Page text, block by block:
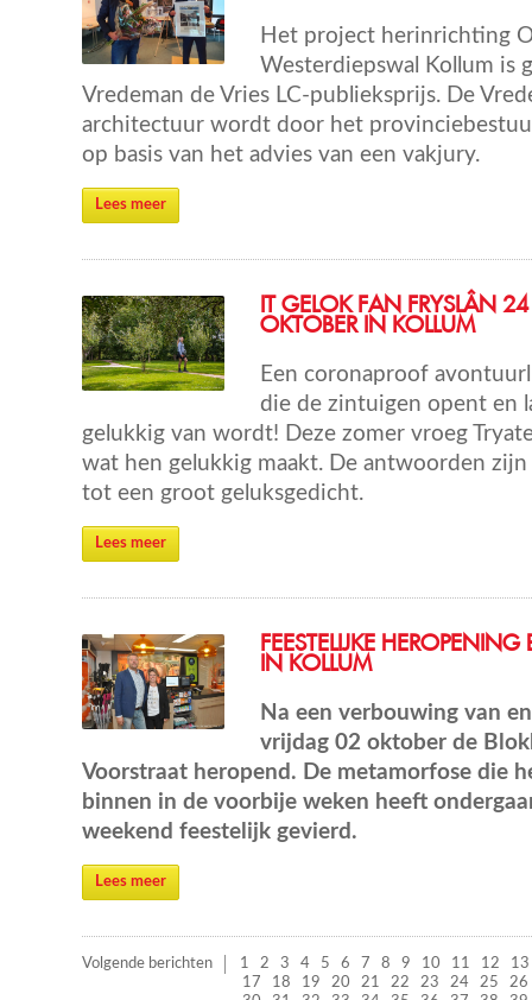
Het project herinrichting
Westerdiepswal Kollum is
Vredeman de Vries LC-publieksprijs. De
architectuur wordt door het
op basis van het advies van een vakjury.
Lees meer
IT GELOK FAN FRYSLÂN
OKTOBER IN KOLLUM
Een coronaproof
die de zintuigen opent en
gelukkig van wordt! Deze zomer vroeg
wat hen gelukkig maakt. De antwoorden
tot een groot geluksgedicht.
Lees meer
FEESTELIJKE HEROPENING
IN KOLLUM
Na een verbouwing van
vrijdag 02 oktober de
Voorstraat heropend. De metamorfose die
binnen in de voorbije weken heeft
weekend feestelijk gevierd.
Lees meer
Volgende berichten 1 2 3 4 5 6 7 8 9 10 11 12
13
17
18 19 20 21 22 23 24 25
26